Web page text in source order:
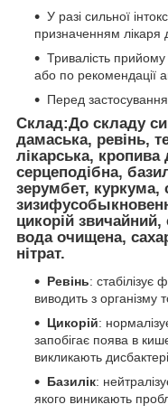
У разі сильної
призначенням лікаря
Тривалість
або по рекомендації
Перед
Склад:До складу
дамаська, ревінь,
лікарська,
серцеподібна,
зерумбет, куркума,
цикорій
вода очищена,
нітрат.
Ревінь: стабілізує
виводить з організму
Цикорій:
запобігає поява в
викликають
Базилік:
якого виникають